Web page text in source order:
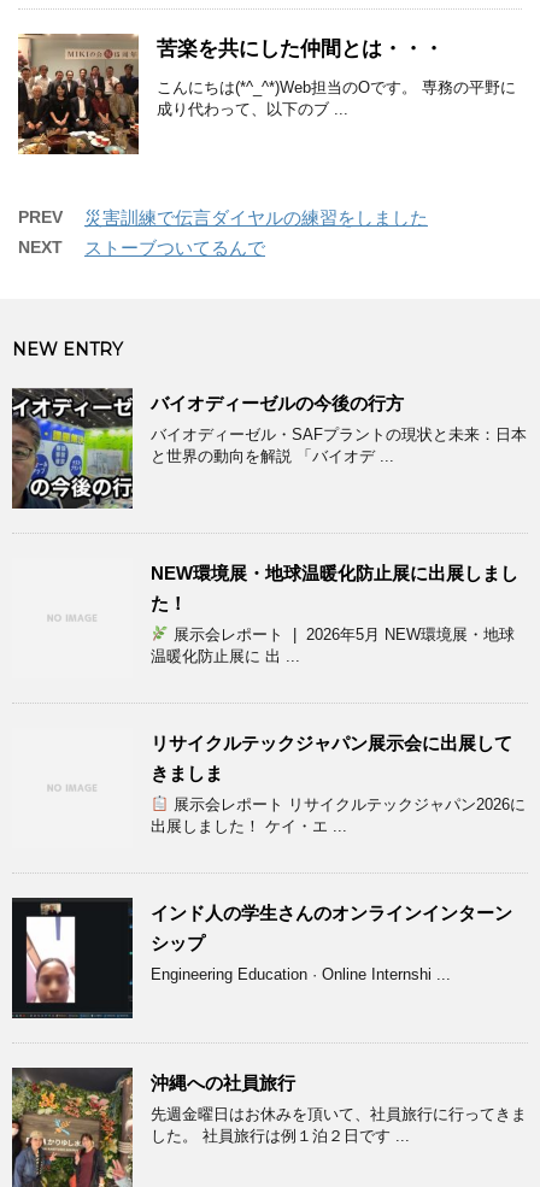
苦楽を共にした仲間とは・・・
こんにちは(*^_^*)Web担当のOです。 専務の平野に
成り代わって、以下のブ ...
PREV 災害訓練で伝言ダイヤルの練習をしました
NEXT ストーブついてるんで
NEW ENTRY
バイオディーゼルの今後の行方
バイオディーゼル・SAFプラントの現状と未来：日本
と世界の動向を解説 「バイオデ ...
NEW環境展・地球温暖化防止展に出展しまし
た！
展示会レポート | 2026年5月 NEW環境展・地球
温暖化防止展に 出 ...
リサイクルテックジャパン展示会に出展して
きましま
展示会レポート リサイクルテックジャパン2026に
出展しました！ ケイ・エ ...
インド人の学生さんのオンラインインターン
シップ
Engineering Education · Online Internshi ...
沖縄への社員旅行
先週金曜日はお休みを頂いて、社員旅行に行ってきま
した。 社員旅行は例１泊２日です ...